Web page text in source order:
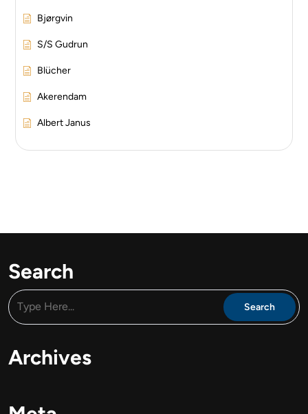
Bjørgvin
S/S Gudrun
Blücher
Akerendam
Albert Janus
Search
Archives